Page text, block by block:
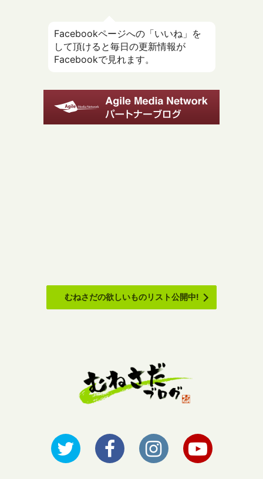
Facebookページへの「いいね」を
して頂けると毎日の更新情報が
Facebookで見れます。
むねさだの欲しいものリスト公開中!